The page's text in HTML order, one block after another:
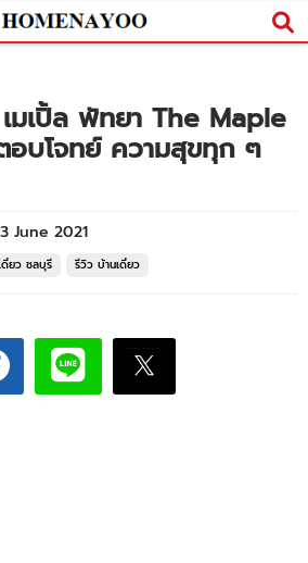
เมเปิ้ล พัทยา The Maple
อบโจทย์ ความสุขทุก ๆ
June 2021
ดี่ยว ชลบุรี รีวิว บ้านเดี่ยว